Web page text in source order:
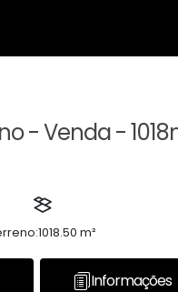
- Venda -
1018.50 m²
Informações